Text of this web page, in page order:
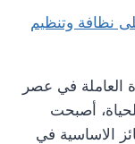
العاملة في عصر
أصبحت
الاساسية في